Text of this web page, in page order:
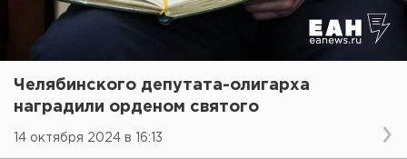
Челябинского депутата-олигарха
наградили орденом святого
14 октября 2024 в 16:13